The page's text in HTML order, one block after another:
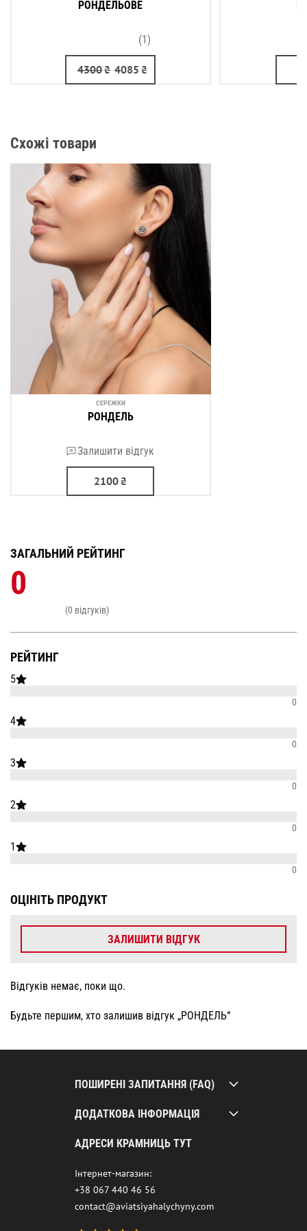
РОНДЕЛЬОВЕ
(1)
4300₴ 4085 ₴
Схожі товари
СЕРЕЖКИ
РОНДЕЛЬ
Залишити відгук
2100₴
РЕЙТИНГ
5
0
4
0
3
0
2
0
1
0
ЗАГАЛЬНИЙ РЕЙТИНГ
0
(0 відгуків)
ОЦІНІТЬ ПРОДУКТ
ЗАЛИШИТИ ВІДГУК
Відгуків немає, поки що.
Будьте першим, хто залишив відгук „РОНДЕЛЬ“
ПОШИРЕНІ ЗАПИТАННЯ (FAQ)
ДОДАТКОВА ІНФОРМАЦІЯ
АДРЕСИ КРАМНИЦЬ ТУТ
Інтернет-магазин:
+38 067 440 46 56
contact@aviatsiyahalychyny.com